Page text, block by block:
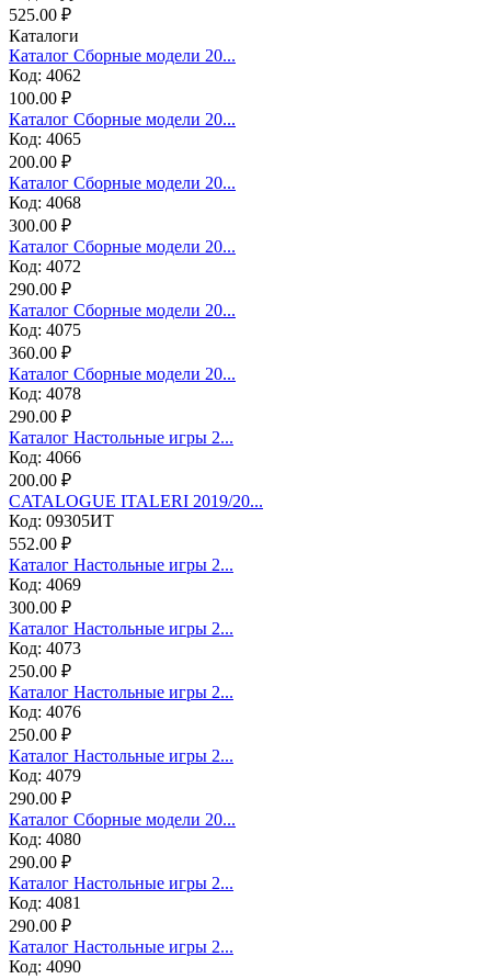
525.00 ₽
Каталоги
Каталог Сборные модели 20...
Код: 4062
100.00 ₽
Каталог Сборные модели 20...
Код: 4065
200.00 ₽
Каталог Сборные модели 20...
Код: 4068
300.00 ₽
Каталог Сборные модели 20...
Код: 4072
290.00 ₽
Каталог Сборные модели 20...
Код: 4075
360.00 ₽
Каталог Сборные модели 20...
Код: 4078
290.00 ₽
Каталог Настольные игры 2...
Код: 4066
200.00 ₽
CATALOGUE ITALERI 2019/20...
Код: 09305ИТ
552.00 ₽
Каталог Настольные игры 2...
Код: 4069
300.00 ₽
Каталог Настольные игры 2...
Код: 4073
250.00 ₽
Каталог Настольные игры 2...
Код: 4076
250.00 ₽
Каталог Настольные игры 2...
Код: 4079
290.00 ₽
Каталог Сборные модели 20...
Код: 4080
290.00 ₽
Каталог Настольные игры 2...
Код: 4081
290.00 ₽
Каталог Настольные игры 2...
Код: 4090